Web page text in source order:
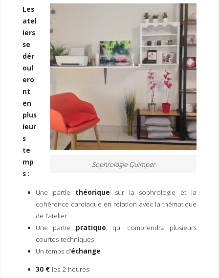
Sophrologie Quimper
Les
atel
iers
se
dér
oul
ero
nt
en
plus
ieur
s
te
mp
s :
Une partie théorique sur la sophrologie et la
cohérence cardiaque en relation avec la thématique
de l’atelier
Une partie pratique, qui comprendra plusieurs
courtes techniques
Un temps d’échange
30 €les 2 heures